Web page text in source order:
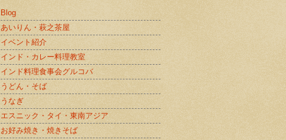
Blog
あいりん・萩之茶屋
イベント紹介
インド・カレー料理教室
インド料理食事会グルコバ
うどん・そば
うなぎ
エスニック・タイ・東南アジア
お好み焼き・焼きそば